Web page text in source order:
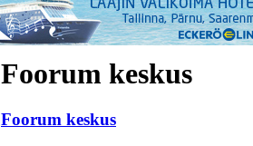
Foorum keskus
Foorum keskus